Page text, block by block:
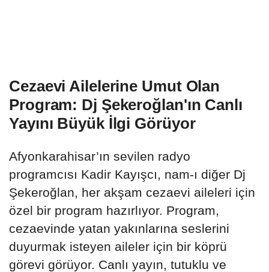
Cezaevi Ailelerine Umut Olan
Program: Dj Şekeroğlan'ın Canlı
Yayını Büyük İlgi Görüyor
Afyonkarahisar’ın sevilen radyo
programcısı Kadir Kayışcı, nam-ı diğer Dj
Şekeroğlan, her akşam cezaevi aileleri için
özel bir program hazırlıyor. Program,
cezaevinde yatan yakınlarına seslerini
duyurmak isteyen aileler için bir köprü
görevi görüyor. Canlı yayın, tutuklu ve